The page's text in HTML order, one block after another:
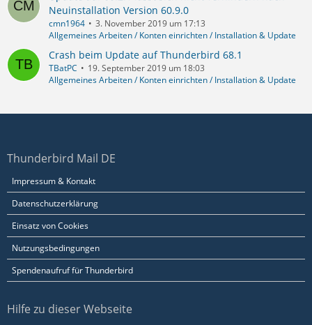
Neuinstallation Version 60.9.0
cmn1964
3. November 2019 um 17:13
Allgemeines Arbeiten / Konten einrichten / Installation & Update
Crash beim Update auf Thunderbird 68.1
TBatPC
19. September 2019 um 18:03
Allgemeines Arbeiten / Konten einrichten / Installation & Update
Thunderbird Mail DE
Impressum & Kontakt
Datenschutzerklärung
Einsatz von Cookies
Nutzungsbedingungen
Spendenaufruf für Thunderbird
Hilfe zu dieser Webseite